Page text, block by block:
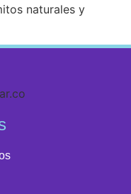
naturales y